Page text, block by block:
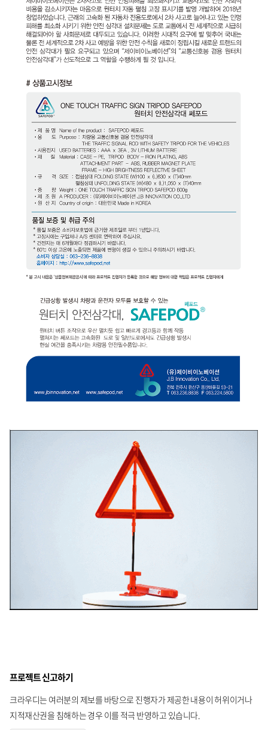
프로젝트 신고하기
크라우디는 여러분의 제보를 바탕으로 진행자가 제공한 내용이 허위이거나
지적재산권을 침해하는 경우 이를 적극 반영하고 있습니다.